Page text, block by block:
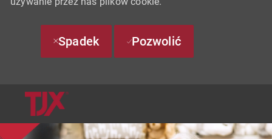
Spadek Pozwolić